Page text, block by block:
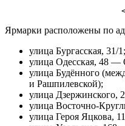
Ярмарки расположены по
улица Бургасская, 31/1;
улица Одесская, 48 —
улица Будённого
и Рашпилевской);
улица Дзержинского,
улица Восточно-
улица Героя Яцкова,